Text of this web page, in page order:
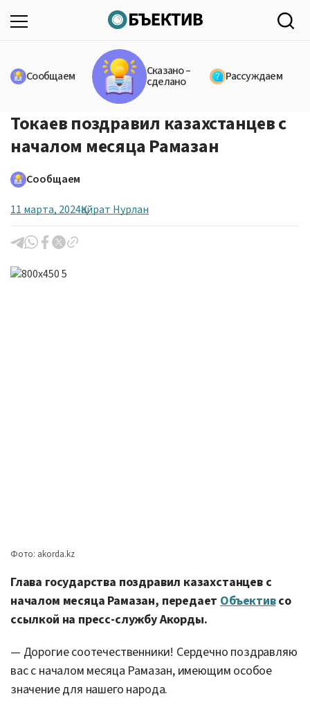
Сообщаем Сказано –
сделано Рассуждаем
Токаев поздравил казахстанцев с
началом месяца Рамазан
Сообщаем
11 марта, 2024Қайрат Нурлан
Фото: akorda.kz
Глава государства поздравил казахстанцев с
началом месяца Рамазан, передает Объективсо
ссылкой на пресс-службу Акорды.
— Дорогие соотечественники! Сердечно поздравляю
вас с началом месяца Рамазан, имеющим особое
значение для нашего народа.